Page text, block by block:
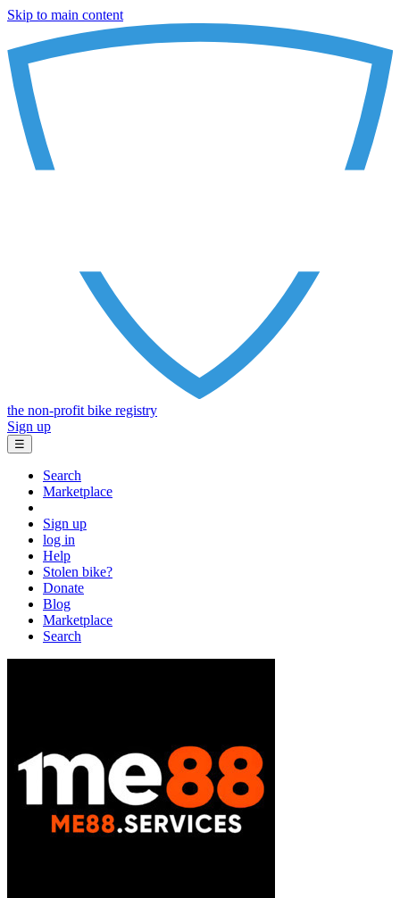
Skip to main content
the non-profit bike registry
Sign up
☰
Search
Marketplace
Sign up
log in
Help
Stolen bike?
Donate
Blog
Marketplace
Search